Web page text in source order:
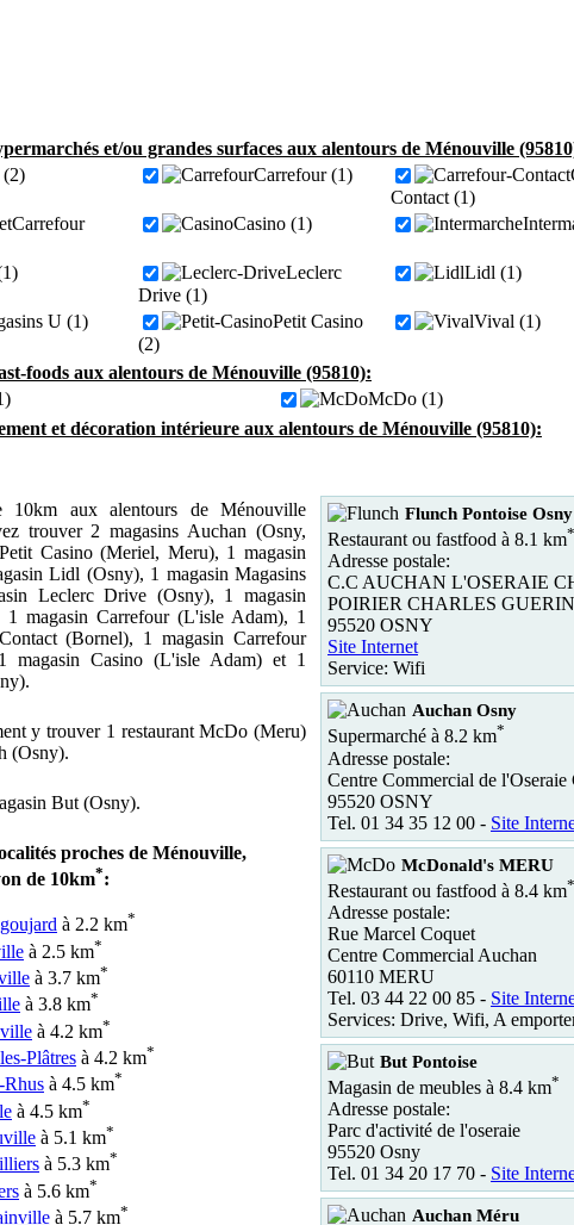
et/ou grandes surfaces aux alentours de Ménouville
(2)
Carrefour (1)
Contact (1)
Carrefour
Casino (1)
Leclerc
Drive (1)
Lidl (1)
U (1)
Petit Casino
(2)
Vival (1)
foods aux alentours de Ménouville (95810):
McDo (1)
et décoration intérieure aux alentours de Ménouville (95810):
aux alentours de Ménouville
trouver 2 magasins Auchan (Osny,
Casino (Meriel, Meru), 1 magasin
Lidl (Osny), 1 magasin Magasins
Leclerc Drive (Osny), 1 magasin
1 magasin Carrefour (L'isle Adam), 1
(Bornel), 1 magasin Carrefour
magasin Casino (L'isle Adam) et 1
y trouver 1 restaurant McDo (Meru)
(Osny).
But (Osny).
proches de Ménouville,
de 10km*:
à 2.2 km*
à 2.5 km*
à 3.7 km*
à 3.8 km*
à 4.2 km*
Plâtres à 4.2 km*
Rhus à 4.5 km*
à 4.5 km*
à 5.1 km*
à 5.3 km*
à 5.6 km*
à 5.7 km*
Flunch Pontoise Osny
Restaurant ou fastfood à 8.1 km*
Adresse postale:
C.C AUCHAN L'OSERAIE
POIRIER CHARLES GUERIN
95520 OSNY
Site Internet
Service: Wifi
Auchan Osny
Supermarché à 8.2 km*
Adresse postale:
Centre Commercial de l'Oseraie
95520 OSNY
Tel. 01 34 35 12 00 - Site
McDonald's MERU
Restaurant ou fastfood à 8.4 km*
Adresse postale:
Rue Marcel Coquet
Centre Commercial Auchan
60110 MERU
Tel. 03 44 22 00 85 - Site
Services: Drive, Wifi, A
But Pontoise
Magasin de meubles à 8.4 km*
Adresse postale:
Parc d'activité de l'oseraie
95520 Osny
Tel. 01 34 20 17 70 - Site
Auchan Méru